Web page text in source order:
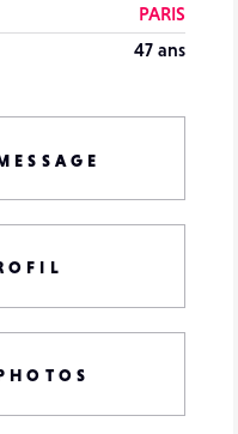
PARIS
47 ans